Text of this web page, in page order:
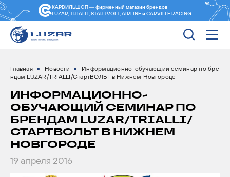
КАРВИЛЬШОП — фирменный магазин брендов
LUZAR, TRIALLI, STARTVOLT, AIRLINE и CARVILLE RACING
Главная Новости
Информационно-обучающий семинар по бре
ндам LUZAR/TRIALLI/СтартВОЛЬТ в Нижнем Новгороде
ИНФОРМАЦИОННО-
ОБУЧАЮЩИЙ СЕМИНАР ПО
БРЕНДАМ LUZAR/TRIALLI/
СТАРТВОЛЬТ В НИЖНЕМ
НОВГОРОДЕ
19 апреля 2016